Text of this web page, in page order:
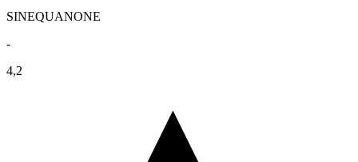
SINEQUANONE
-
4,2